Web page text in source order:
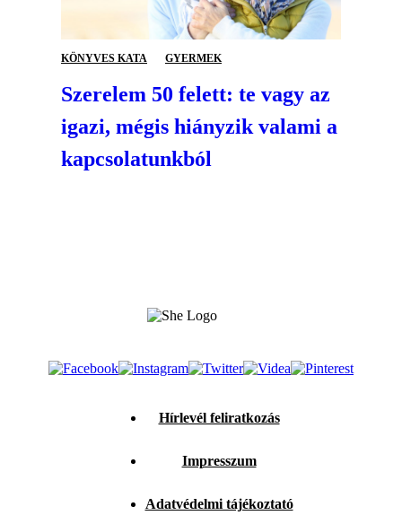
KÖNYVES KATA GYERMEK
Szerelem 50 felett: te vagy az
igazi, mégis hiányzik valami a
kapcsolatunkból
Hírlevél feliratkozás
Impresszum
Adatvédelmi tájékoztató